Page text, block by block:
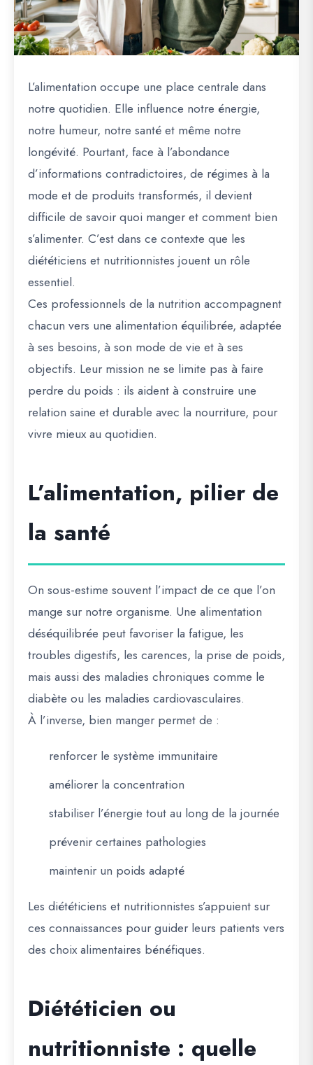
L’alimentation occupe une place centrale dans
notre quotidien. Elle influence notre énergie,
notre humeur, notre santé et même notre
longévité. Pourtant, face à l’abondance
d’informations contradictoires, de régimes à la
mode et de produits transformés, il devient
difficile de savoir quoi manger et comment bien
s’alimenter. C’est dans ce contexte que les
diététiciens et nutritionnistes jouent un rôle
essentiel.
Ces professionnels de la nutrition accompagnent
chacun vers une alimentation équilibrée, adaptée
à ses besoins, à son mode de vie et à ses
objectifs. Leur mission ne se limite pas à faire
perdre du poids : ils aident à construire une
relation saine et durable avec la nourriture, pour
vivre mieux au quotidien.
L’alimentation, pilier de
la santé
On sous-estime souvent l’impact de ce que l’on
mange sur notre organisme. Une alimentation
déséquilibrée peut favoriser la fatigue, les
troubles digestifs, les carences, la prise de poids,
mais aussi des maladies chroniques comme le
diabète ou les maladies cardiovasculaires.
À l’inverse, bien manger permet de :
renforcer le système immunitaire
améliorer la concentration
stabiliser l’énergie tout au long de la journée
prévenir certaines pathologies
maintenir un poids adapté
Les diététiciens et nutritionnistes s’appuient sur
ces connaissances pour guider leurs patients vers
des choix alimentaires bénéfiques.
Diététicien ou
nutritionniste : quelle